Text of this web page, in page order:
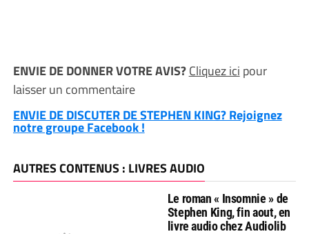
ENVIE DE DONNER VOTRE AVIS?Cliquez ici pour
laisser un commentaire
ENVIE DE DISCUTER DE STEPHEN KING? Rejoignez
notre groupe Facebook !
AUTRES CONTENUS : LIVRES AUDIO
Le roman « Insomnie » de
Stephen King, fin aout, en
livre audio chez Audiolib